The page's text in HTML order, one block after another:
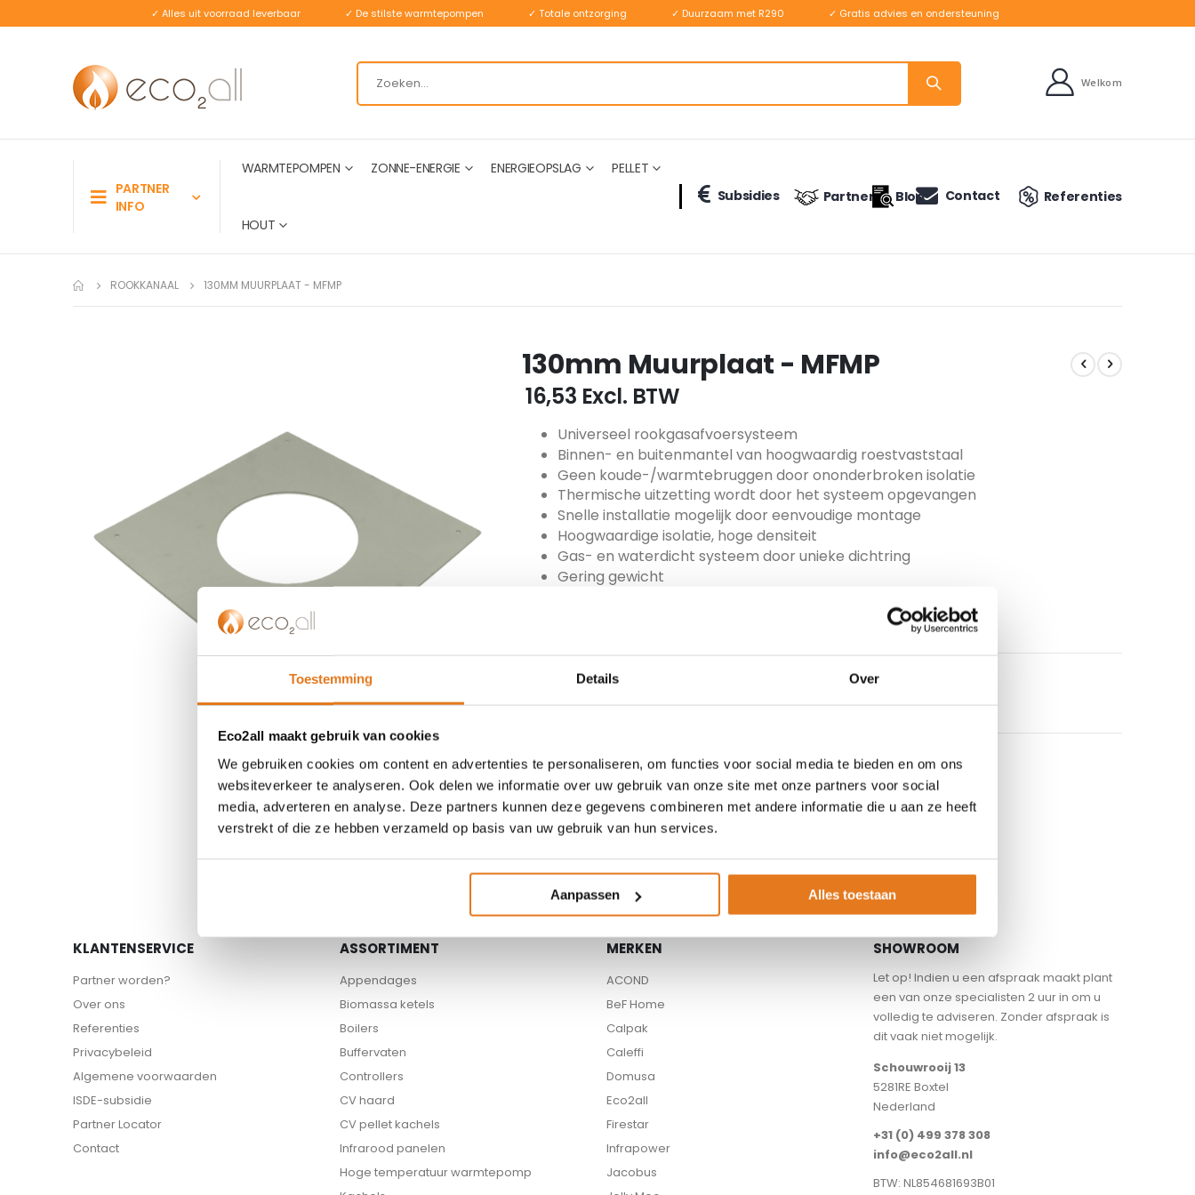
Toestemming Details Over
Eco2all maakt gebruik van cookies
We gebruiken cookies om content en advertenties te personaliseren, om functies voor social media te bieden en om ons
websiteverkeer te analyseren. Ook delen we informatie over uw gebruik van onze site met onze partners voor social
media, adverteren en analyse. Deze partners kunnen deze gegevens combineren met andere informatie die u aan ze heeft
verstrekt of die ze hebben verzameld op basis van uw gebruik van hun services.
Aanpassen Alles toestaan
✓ Alles uit voorraad leverbaar ✓ De stilste warmtepompen ✓ Totale ontzorging ✓ Duurzaam met R290 ✓ Gratis advies en ondersteuning
Welkom
PARTNER
INFO
WARMTEPOMPEN ZONNE-ENERGIE ENERGIEOPSLAG PELLET
HOUT
Subsidies Partners Blog Contact Referenties
ROOKKANAAL 130MM MUURPLAAT - MFMP
130mm Muurplaat - MFMP
€ 16,53 Excl. BTW
Universeel rookgasafvoersysteem
Binnen- en buitenmantel van hoogwaardig roestvaststaal
Geen koude-/warmtebruggen door ononderbroken isolatie
Thermische uitzetting wordt door het systeem opgevangen
Snelle installatie mogelijk door eenvoudige montage
Hoogwaardige isolatie, hoge densiteit
Gas- en waterdicht systeem door unieke dichtring
Gering gewicht
Beschikbare partners
KLANTENSERVICE
Partner worden?
Over ons
Referenties
Privacybeleid
Algemene voorwaarden
ISDE-subsidie
Partner Locator
Contact
ASSORTIMENT
Appendages
Biomassa ketels
Boilers
Buffervaten
Controllers
CV haard
CV pellet kachels
Infrarood panelen
Hoge temperatuur warmtepomp
MERKEN
ACOND
BeF Home
Calpak
Caleffi
Domusa
Eco2all
Firestar
Infrapower
Jacobus
SHOWROOM
Let op! Indien u een afspraak maakt plant
een van onze specialisten 2 uur in om u
volledig te adviseren. Zonder afspraak is
dit vaak niet mogelijk.
Schouwrooij 13
5281RE Boxtel
Nederland
+31 (0) 499 378 308
info@eco2all.nl
BTW: NL854681693B01